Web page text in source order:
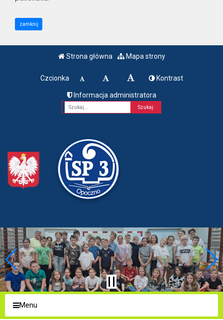
zamknij
Strona główna Mapa strony
Czcionka Kontrast
Informacja administratora
Fraza
Menu